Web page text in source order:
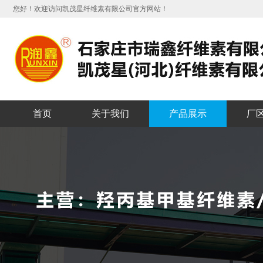
您好！欢迎访问凯茂星纤维素有限公司官方网站！
首页 关于我们 产品展示 厂